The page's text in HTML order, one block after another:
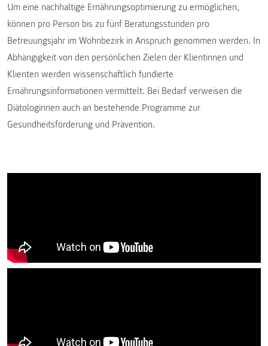
Um eine nachhaltige Ernährungsoptimierung zu ermöglichen,
können pro Person bis zu fünf Beratungsstunden pro
Betreuungsjahr im Wohnbezirk in Anspruch genommen werden. In
Abhängigkeit von den persönlichen Zielen der Klientinnen und
Klienten werden wissenschaftlich fundierte
Ernährungsinformationen vermittelt. Bei Bedarf verweisen die
Diätologinnen auch an bestehende Programme zur
Gesundheitsförderung und Prävention.